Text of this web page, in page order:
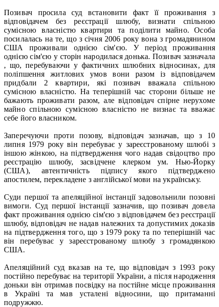
Позивач просила суд встановити факт її проживання з
відповідачем без реєстрації шлюбу, визнати спільною
сумісною власністю квартири та поділити майно. Особа
посилалась на те, що з січня 2006 року вона з громадянином
США проживали однією сім'єю. У період проживання
однією сім'єю у сторін народилася донька. Позивач зазначала
, що, перебуваючи у фактичних шлюбних відносинах, для
поліпшення житлових умов вони разом із відповідачем
придбали 2 квартири, які позивач вважала спільною
сумісною власністю. На теперішній час сторони більше не
бажають проживати разом, але відповідач спірне нерухоме
майно спільною сумісною власністю не визнає та вважає
себе його власником.
Заперечуючи проти позову, відповідач зазначав, що з 10
липня 1979 року він перебуває у зареєстрованому шлюбі з
іншою жінкою, на підтвердження чого надав свідоцтво про
реєстрацію шлюбу, засвідчене клерком ум. Нью-Йорку
(США), автентичність підпису якого підтверджено
апостилем, перекладене з англійської мови на українську.
Суди першої та апеляційної інстанції задовольнили позовні
вимоги. Суд першої інстанції зазначив, що позивач довела
факт проживання однією сім'єю з відповідачем без реєстрації
шлюбу, відповідач не надав належних та допустимих доказів
на підтвердження того, що з 1979 року та по теперішній час
він перебуває у зареєстрованому шлюбу з громадянкою
США.
Апеляційний суд вказав на те, що відповідач з 1993 року
постійно перебуває на території України, а після народження
доньки він отримав посвідку на постійне місце проживання
в Україні та мав усталені відносини, що притаманні
подружжю.